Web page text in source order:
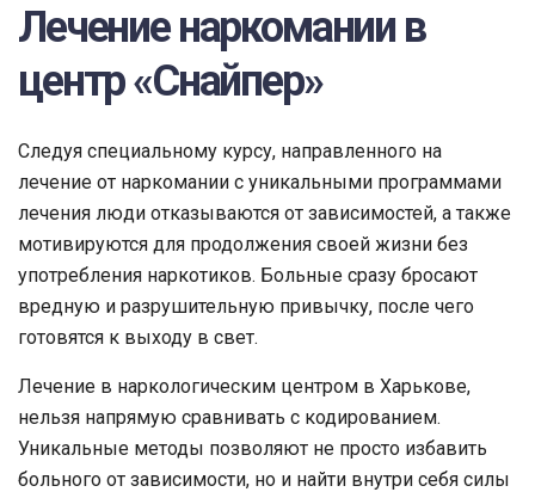
Лечение наркомании в
центр «Снайпер»
Следуя специальному курсу, направленного на
лечение от наркомании с уникальными программами
лечения люди отказываются от зависимостей, а также
мотивируются для продолжения своей жизни без
употребления наркотиков. Больные сразу бросают
вредную и разрушительную привычку, после чего
готовятся к выходу в свет.
Лечение в наркологическим центром в Харькове,
нельзя напрямую сравнивать с кодированием.
Уникальные методы позволяют не просто избавить
больного от зависимости, но и найти внутри себя силы